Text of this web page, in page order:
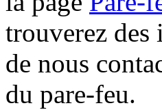
trouverez
de nous
du pare-feu.